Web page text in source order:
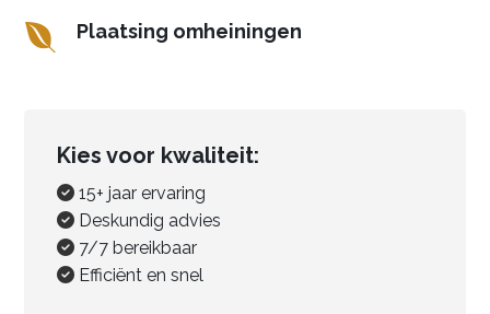
 Plaatsing omheiningen
Kies voor kwaliteit:
15+ jaar ervaring
Deskundig advies
7/7 bereikbaar
Efficiënt en snel